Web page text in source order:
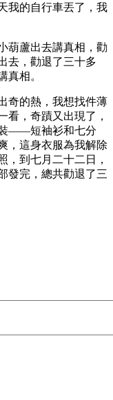
我的自行車丟了，我
葫蘆出去講真相，勸
去，勸退了三十多
真相。
奇的熱，我想找件薄
看，奇蹟又出現了，
——短袖衫和七分
，這身衣服為我解除
，到七月二十二日，
發完，總共勸退了三